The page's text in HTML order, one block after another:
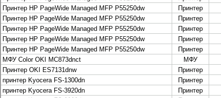
О компании
История Леком
Производители
Леком
Pantum
UTINET
G&G
ГК “Катюша”
Высокопроизводительные копиры DEVELOP
МФУ, копиры и принтеры KYOCERA